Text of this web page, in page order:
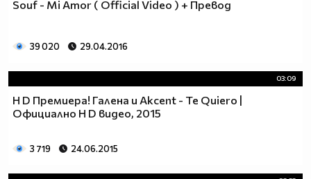
Souf - Mi Amor ( Official Video ) + Превод
39 020 29.04.2016
03:09
H D Премиера! Галена и Akcent - Te Quiero |
Официално H D видео, 2015
3 719 24.06.2015